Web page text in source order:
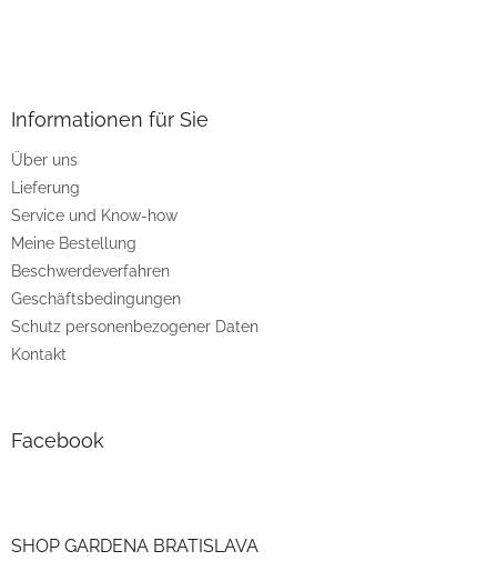
e
Informationen für Sie
Über uns
Lieferung
Service und Know-how
Meine Bestellung
Beschwerdeverfahren
Geschäftsbedingungen
Schutz personenbezogener Daten
Kontakt
Facebook
SHOP GARDENA BRATISLAVA